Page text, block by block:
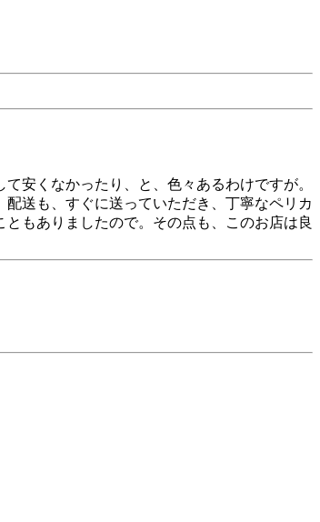
安くなかったり、と、色々あるわけですが。
送も、すぐに送っていただき、丁寧なペリカ
もありましたので。その点も、このお店は良